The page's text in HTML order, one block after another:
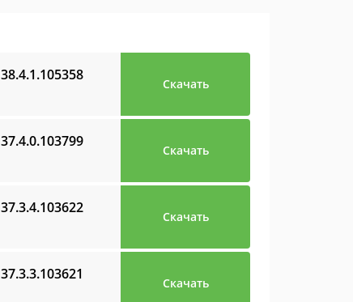
38.4.1.105358
Скачать
37.4.0.103799
Скачать
37.3.4.103622
Скачать
37.3.3.103621
Скачать